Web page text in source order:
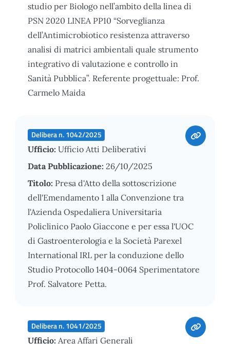
studio per Biologo nell’ambito della linea di
PSN 2020 LINEA PP10 “Sorveglianza
dell’Antimicrobiotico resistenza attraverso
analisi di matrici ambientali quale strumento
integrativo di valutazione e controllo in
Sanità Pubblica”. Referente progettuale: Prof.
Carmelo Maida
Delibera n. 1042/2025
Ufficio: Ufficio Atti Deliberativi
Data Pubblicazione: 26/10/2025
Titolo: Presa d'Atto della sottoscrizione
dell'Emendamento 1 alla Convenzione tra
l'Azienda Ospedaliera Universitaria
Policlinico Paolo Giaccone e per essa l'UOC
di Gastroenterologia e la Società Parexel
International IRL per la conduzione dello
Studio Protocollo 1404-0064 Sperimentatore
Prof. Salvatore Petta.
Delibera n. 1041/2025
Ufficio: Area Affari Generali